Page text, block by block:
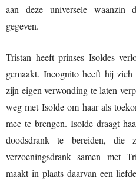
aan deze universele waanzin
gegeven.
Tristan heeft prinses Isoldes
gemaakt. Incognito heeft hij
zijn eigen verwonding te laten
weg met Isolde om haar als
mee te brengen. Isolde draagt
doodsdrank te bereiden,
verzoeningsdrank samen met
maakt in plaats daarvan een